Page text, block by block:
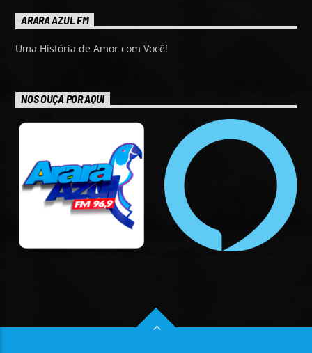
ARARA AZUL FM
Uma História de Amor com Você!
NOS OUÇA POR AQUI